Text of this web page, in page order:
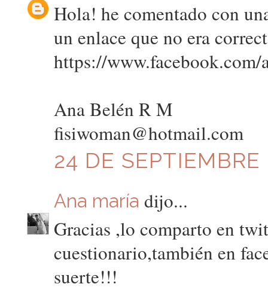
Hola! he comentado con
un enlace que no era
https://
Ana Belén R M
fisiwoman@hotmail.com
24 DE
Ana maría dijo...
Gracias ,lo comparto en
cuestionario,también en
suerte!!!